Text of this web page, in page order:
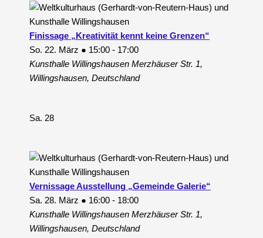
Finissage „Kreativität kennt keine Grenzen“
So. 22. März ● 15:00- 17:00
Kunsthalle Willingshausen Merzhäuser Str. 1,
Willingshausen, Deutschland
Sa. 28
Vernissage Ausstellung „Gemeinde Galerie“
Sa. 28. März ● 16:00- 18:00
Kunsthalle Willingshausen Merzhäuser Str. 1,
Willingshausen, Deutschland